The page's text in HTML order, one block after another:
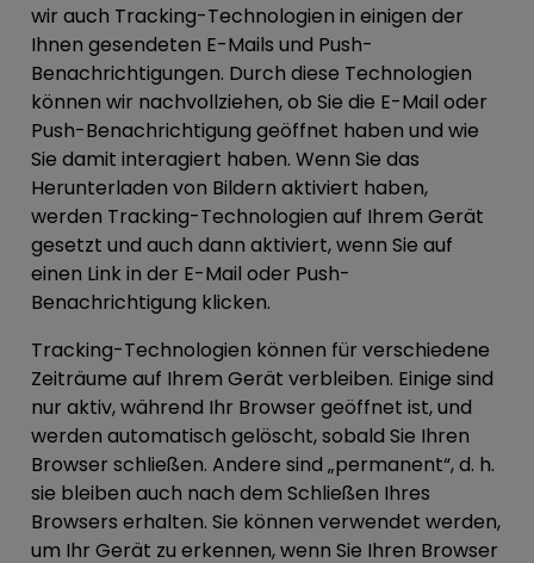
wir auch Tracking-Technologien in einigen der
Ihnen gesendeten E-Mails und Push-
Benachrichtigungen. Durch diese Technologien
können wir nachvollziehen, ob Sie die E-Mail oder
Push-Benachrichtigung geöffnet haben und wie
Sie damit interagiert haben. Wenn Sie das
Herunterladen von Bildern aktiviert haben,
werden Tracking-Technologien auf Ihrem Gerät
gesetzt und auch dann aktiviert, wenn Sie auf
einen Link in der E-Mail oder Push-
Benachrichtigung klicken.
Tracking-Technologien können für verschiedene
Zeiträume auf Ihrem Gerät verbleiben. Einige sind
nur aktiv, während Ihr Browser geöffnet ist, und
werden automatisch gelöscht, sobald Sie Ihren
Browser schließen. Andere sind „permanent“, d. h.
sie bleiben auch nach dem Schließen Ihres
Browsers erhalten. Sie können verwendet werden,
um Ihr Gerät zu erkennen, wenn Sie Ihren Browser